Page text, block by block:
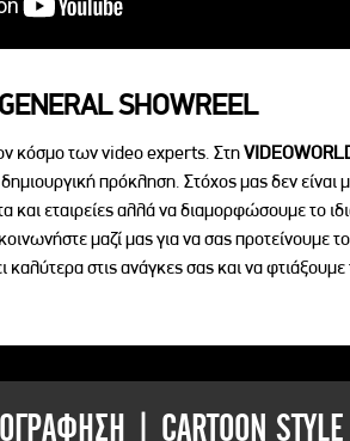
SHOWREEL
κόσμο των video experts. Στη
δημιουργική πρόκληση. Στόχος μας δεν είναι
και εταιρείες αλλά να διαμορφώσουμε το
μαζί μας για να σας προτείνουμε
καλύτερα στις ανάγκες σας και να
| CARTOON